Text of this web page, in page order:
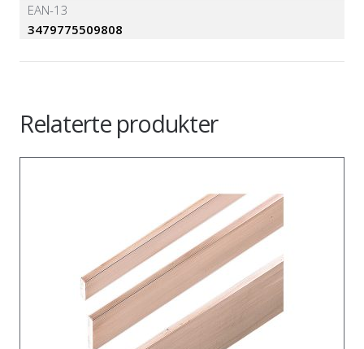
EAN-13
3479775509808
Relaterte produkter